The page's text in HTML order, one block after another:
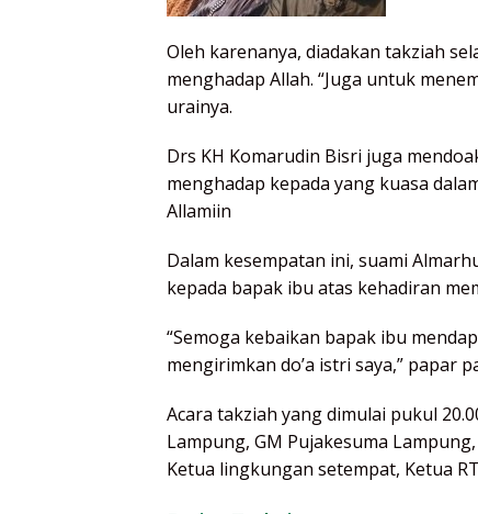
Oleh karenanya, diadakan takziah
menghadap Allah. “Juga untuk
urainya.
Drs KH Komarudin Bisri juga
menghadap kepada yang kuasa
Allamiin
Dalam kesempatan ini, suami
kepada bapak ibu atas kehadiran
“Semoga kebaikan bapak ibu
mengirimkan do’a istri saya,” papar
Acara takziah yang dimulai pukul
Lampung, GM Pujakesuma
Ketua lingkungan setempat, Ketua